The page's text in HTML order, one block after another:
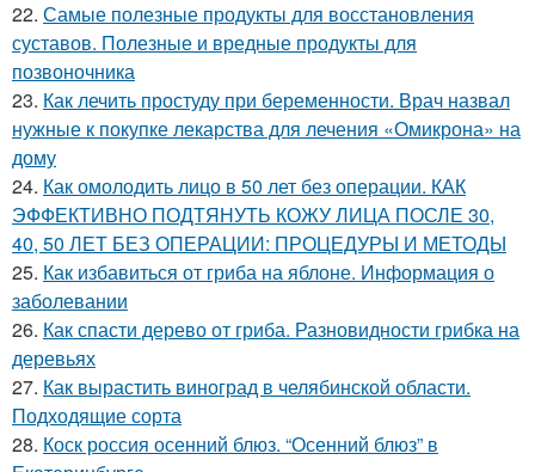
22. Самые полезные продукты для восстановления
суставов. Полезные и вредные продукты для
позвоночника
23. Как лечить простуду при беременности. Врач назвал
нужные к покупке лекарства для лечения «Омикрона» на
дому
24. Как омолодить лицо в 50 лет без операции. КАК
ЭФФЕКТИВНО ПОДТЯНУТЬ КОЖУ ЛИЦА ПОСЛЕ 30,
40, 50 ЛЕТ БЕЗ ОПЕРАЦИИ: ПРОЦЕДУРЫ И МЕТОДЫ
25. Как избавиться от гриба на яблоне. Информация о
заболевании
26. Как спасти дерево от гриба. Разновидности грибка на
деревьях
27. Как вырастить виноград в челябинской области.
Подходящие сорта
28. Коск россия осенний блюз. “Осенний блюз” в